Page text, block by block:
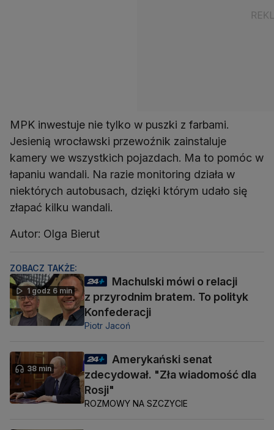
MPK inwestuje nie tylko w puszki z farbami.
Jesienią wrocławski przewoźnik zainstaluje
kamery we wszystkich pojazdach. Ma to pomóc w
łapaniu wandali. Na razie monitoring działa w
niektórych autobusach, dzięki którym udało się
złapać kilku wandali.
Autor: Olga Bierut
ZOBACZ TAKŻE:
1 godz 6 min
Machulski mówi o relacji
z przyrodnim bratem. To polityk
Konfederacji
Piotr Jacoń
38 min
Amerykański senat
zdecydował. "Zła wiadomość dla
Rosji"
ROZMOWY NA SZCZYCIE